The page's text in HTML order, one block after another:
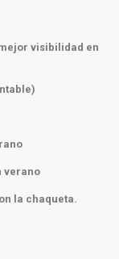
visibilidad en
verano
la chaqueta.